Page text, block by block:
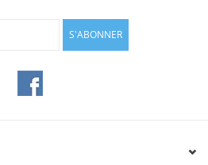
S'ABONNER